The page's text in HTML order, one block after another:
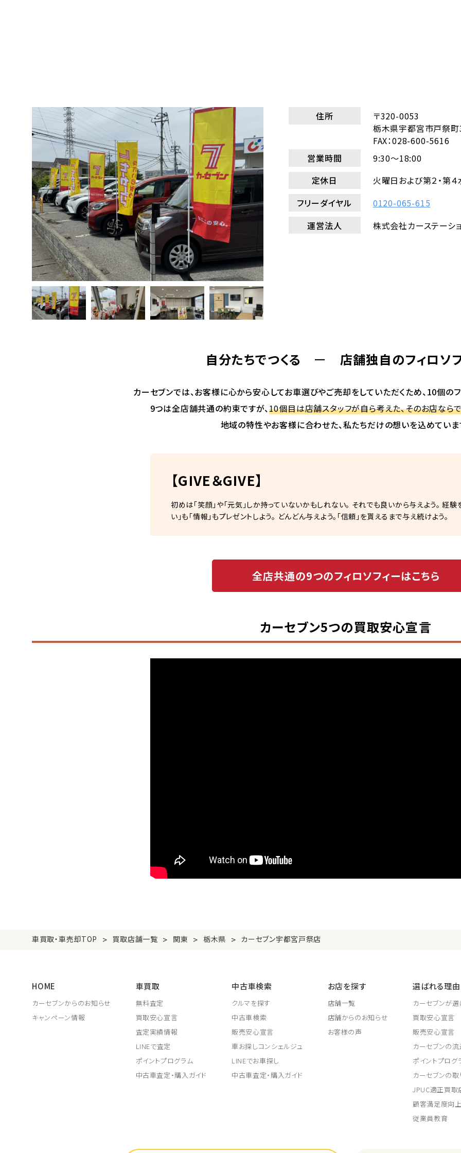
住所
〒320-0053
栃木県宇都宮市戸祭
FAX：028-600-5616
営業時間
9:30～18:00
定休日
火曜日および第２・第
フリーダイヤル
0120-065-615
運営法人
株式会社カーステーシ
自分たちでつくる ー 店舗独自のフィロソ
カーセブンでは、お客様に心から安心してお車選びやご売却をしていただくため、10個のフ
9つは全店舗共通の約束ですが、10個目は店舗スタッフが自ら考えた、そのお店なら
地域の特性やお客様に合わせた、私たちだけの想いを込めていま
【GIVE＆GIVE】
初めは「笑顔」や「元気」しか持っていないかもしれない。 それでも良いから与えよう。 経験
い」も「情報」もプレゼントしよう。 どんどん与えよう。「信頼」を貰えるまで与え続けよう。
全店共通の9つのフィロソフィーはこちら
カーセブン5つの買取安心宣言
車買取・車売却TOP > 買取店舗一覧 > 関東 > 栃木県 > カーセブン宇都宮戸祭店
HOME
カーセブンからのお知らせ
キャンペーン情報
車買取
無料査定
買取安心宣言
査定実績情報
LINEで査定
ポイントプログラム
中古車査定・購入ガイド
中古車検索
クルマを探す
中古車検索
販売安心宣言
車お探しコンシェルジュ
LINEでお車探し
中古車査定・購入ガイド
お店を探す
店舗一覧
店舗からのお知らせ
お客様の声
選ばれる理由
カーセブンが
買取安心宣言
販売安心宣言
カーセブンの流
ポイントプログ
カーセブンの取
JPUC適正買取
顧客満足度向
従業員教育